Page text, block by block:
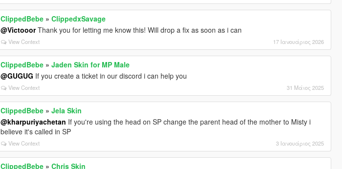
ClippedBebe »ClippedxSavage
@VictooorThank you for letting me know this! Will drop a fix as soon as i can
View Context 17 Ιανουάριος 2026
ClippedBebe »Jaden Skin for MP Male
@GUGUG If you create a ticket in our discord i can help you
View Context 31 Μάιος 2025
ClippedBebe »Jela Skin
@kharpuriyachetan If you're using the head on SP change the parent head of the mother to Misty i
believe it's called in SP
View Context 3 Ιανουάριος 2025
ClippedBebe »Chris Skin